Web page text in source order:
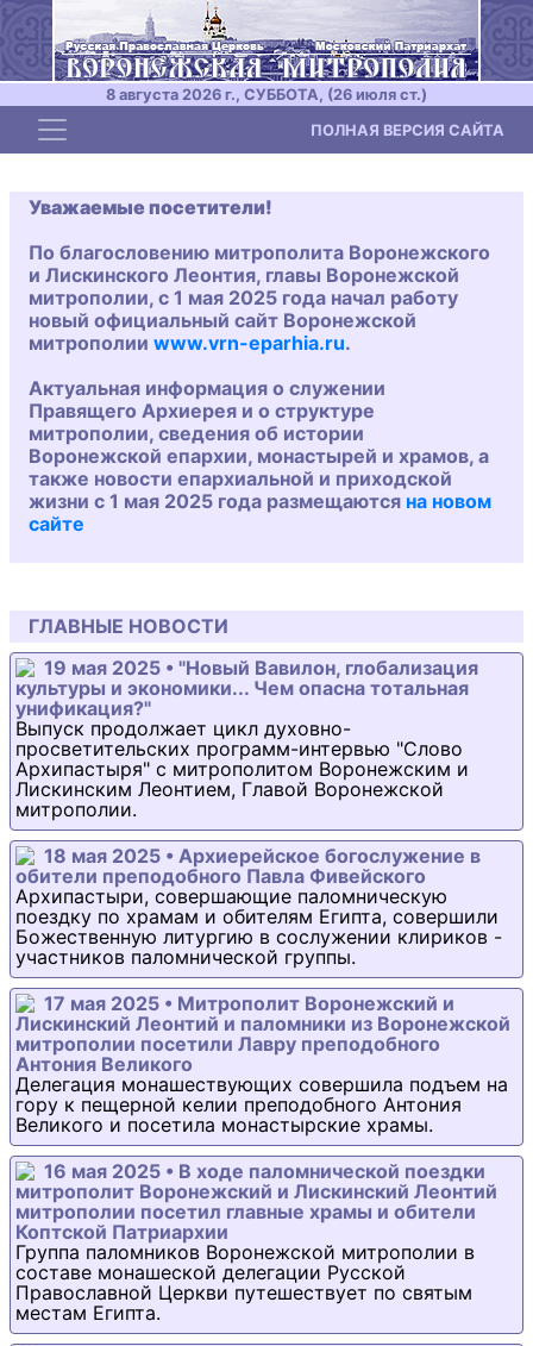
8 августа 2026 г., СУББОТА, (26 июля ст.)
Toggle navigation ПОЛНАЯ ВЕРСИЯ САЙТА
Уважаемые посетители!
По благословению митрополита Воронежского
и Лискинского Леонтия, главы Воронежской
митрополии, с 1 мая 2025 года начал работу
новый официальный сайт Воронежской
митрополии www.vrn-eparhia.ru.
Актуальная информация о служении
Правящего Архиерея и о структуре
митрополии, сведения об истории
Воронежской епархии, монастырей и храмов, а
также новости епархиальной и приходской
жизни с 1 мая 2025 года размещаются на новом
сайте
ГЛАВНЫЕ НОВОСТИ
19 мая 2025 • "Новый Вавилон, глобализация
культуры и экономики... Чем опасна тотальная
унификация?"
Выпуск продолжает цикл духовно-
просветительских программ-интервью "Слово
Архипастыря" с митрополитом Воронежским и
Лискинским Леонтием, Главой Воронежской
митрополии.
18 мая 2025 • Архиерейское богослужение в
обители преподобного Павла Фивейского
Архипастыри, совершающие паломническую
поездку по храмам и обителям Египта, совершили
Божественную литургию в сослужении клириков -
участников паломнической группы.
17 мая 2025 • Митрополит Воронежский и
Лискинский Леонтий и паломники из Воронежской
митрополии посетили Лавру преподобного
Антония Великого
Делегация монашествующих совершила подъем на
гору к пещерной келии преподобного Антония
Великого и посетила монастырские храмы.
16 мая 2025 • В ходе паломнической поездки
митрополит Воронежский и Лискинский Леонтий
митрополии посетил главные храмы и обители
Коптской Патриархии
Группа паломников Воронежской митрополии в
составе монашеской делегации Русской
Православной Церкви путешествует по святым
местам Египта.